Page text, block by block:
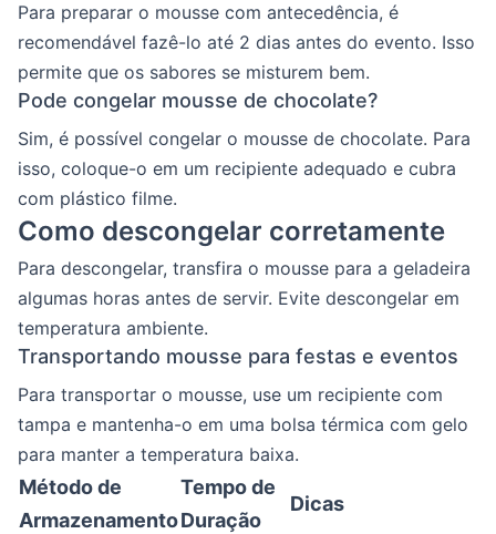
Para preparar o mousse com antecedência, é
recomendável fazê-lo até 2 dias antes do evento. Isso
permite que os sabores se misturem bem.
Pode congelar mousse de chocolate?
Sim, é possível congelar o mousse de chocolate. Para
isso, coloque-o em um recipiente adequado e cubra
com plástico filme.
Como descongelar corretamente
Para descongelar, transfira o mousse para a geladeira
algumas horas antes de servir. Evite descongelar em
temperatura ambiente.
Transportando mousse para festas e eventos
Para transportar o mousse, use um recipiente com
tampa e mantenha-o em uma bolsa térmica com gelo
para manter a temperatura baixa.
Método de
Armazenamento
Tempo de
Duração
Dicas